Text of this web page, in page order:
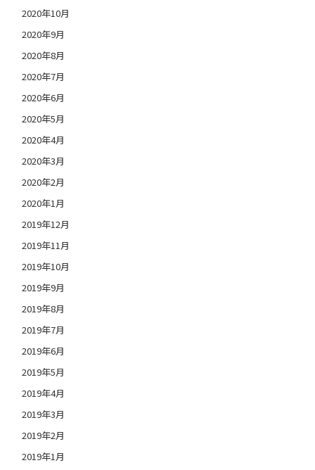
2020年10月
2020年9月
2020年8月
2020年7月
2020年6月
2020年5月
2020年4月
2020年3月
2020年2月
2020年1月
2019年12月
2019年11月
2019年10月
2019年9月
2019年8月
2019年7月
2019年6月
2019年5月
2019年4月
2019年3月
2019年2月
2019年1月